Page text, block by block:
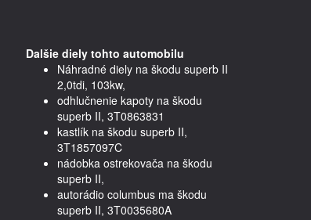
Dalšie diely tohto automobilu
Náhradné diely na škodu superb II
2,0tdi, 103kw,
odhlučnenie kapoty na škodu
superb II, 3T0863831
kastlík na škodu superb II,
3T1857097C
nádobka ostrekovača na škodu
superb II,
autorádio columbus ma škodu
superb II, 3T0035680A